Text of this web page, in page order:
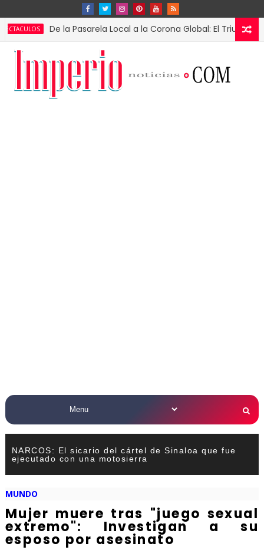
De la Pasarela Local a la Corona Global: El Triunfo de Fátima
NARCOS: El sicario del cártel de Sinaloa que fue
ejecutado con una motosierra
MUNDO
Mujer muere tras "juego sexual
extremo": Investigan a su
esposo por asesinato